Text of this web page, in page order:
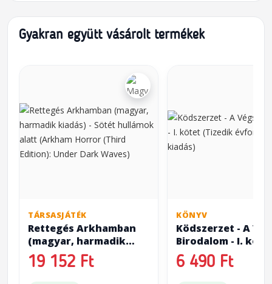
Gyakran együtt vásárolt termékek
TÁRSASJÁTÉK
Rettegés Arkhamban
(magyar, harmadik
kiadás) - Sötét
hullámok alatt
19 152 Ft
KÖNYV
Ködszerzet - A
Birodalom - I.
(Tizedik
kiadás)
6 490 Ft